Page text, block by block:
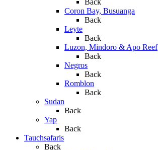
Coron Bay, Busuanga
Back
Leyte
Back
Luzon, Mindoro & Apo Reef
Back
Negros
Back
Romblon
Back
Sudan
Back
Yap
Back
Tauchsafaris
Back